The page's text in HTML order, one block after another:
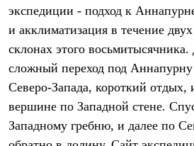
Брюки
Утепленная синтетикой
Комбинезоны
Куртки
Лёгкая одежда
Футболки
Брюки
Софтшелл одежда
Куртки
экспедиции - подход к
и акклиматизация в течение
склонах этого восьмитысячника.
сложный переход под
Северо-Запада, короткий отдых,
вершине по Западной стене.
Западному гребню, и далее по